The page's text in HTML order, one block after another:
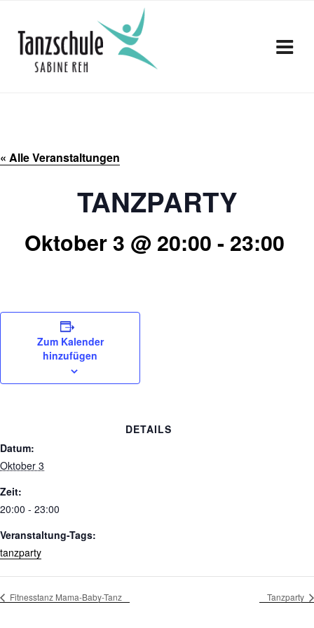
springen
« Alle Veranstaltungen
TANZPARTY
Oktober 3 @ 20:00 - 23:00
Zum Kalender
hinzufügen
DETAILS
Datum:
Oktober 3
Zeit:
20:00 - 23:00
Veranstaltung-Tags:
tanzparty
Fitnesstanz Mama-Baby-Tanz Tanzparty